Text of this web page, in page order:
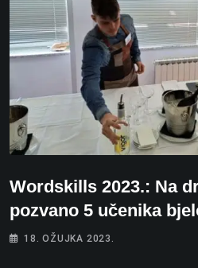
Wordskills 2023.: Na
pozvano 5 učenika
18. OŽUJKA 2023.